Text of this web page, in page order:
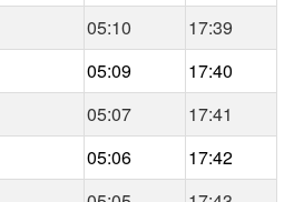
05:10
17:39
05:09
17:40
05:07
17:41
05:06
17:42